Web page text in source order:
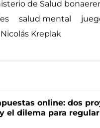
de Salud
salud mental
Nicolás Kreplak
online: dos
el dilema para